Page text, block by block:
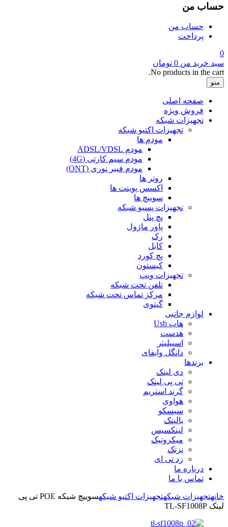
حساب من
حساب من
پرداخت
0
سبد خرید من 0 تومان
No products in the cart.
منو
صفحه اصلی
فروش ویژه
تجهیزات شبکه
تجهیزات اکتیو شبکه
مودم ها
مودم ADSL/VDSL
مودم سیم کارتی (4G)
مودم فیبر نوری (ONT)
روتر ها
اکسس پوینت ها
سوییچ ها
تجهیزات پسیو شبکه
پچ پنل
پاور ماژول
رک
کابل
پچ کورد
کیستون
تجهیزات ویپ
تلفن تحت شبکه
مرکز تماس تحت شبکه
گیتوی
لوازم جانبی
هاب Usb
هدست
اسپیلیتر
دانگل وایفای
برندها
دی لینک
تی پی لینک
گرند استریم
هواوی
سیسکو
یالینک
لینکسیس
میکروتیک
نزتک
زد تی ای
درباره ما
تماس با ما
خانهتجهیزات شبکهتجهیزات اکتیو شبکه
سوییچ شبکه POE تی پی
لینک TL-SF1008P